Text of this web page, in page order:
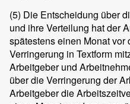
(5) Die Entscheidung über
und ihre Verteilung hat der
spätestens einen Monat
Verringerung in Textform
Arbeitgeber und
über die Verringerung der
Arbeitgeber die